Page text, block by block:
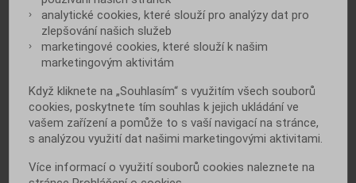
karamelem, melasou či jinými barvivy, aby
mělo tmavou barvu a lidé si mysleli, že jde o
celozrnný výrobek. Je třeba se podívat na
obal nebo se např. zeptat v pekárně
(obchodě), zda je v daném pečivu skutečně
obsažena celozrnná mouka. Celozrnné
pečivo musí obsahovat minimálně 80 %
celozrnných mouk z celkové hmotnosti
prvním místě hladká mouka a celozrnná až
analytické cookies, které slouží pro analýzy dat pro
zlepšování našich služeb
marketingové cookies, které slouží k našim
marketingovým aktivitám
Když kliknete na „Souhlasím“ s využitím všech souborů
cookies, poskytnete tím souhlas k jejich ukládání ve
vašem zařízení a pomůže to s vaší navigací na stránce,
s analýzou využití dat našimi marketingovými aktivitami.
Více informací o využití souborů cookies naleznete na